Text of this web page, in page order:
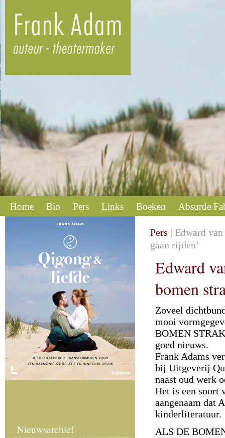
Home Bio Pers Links Boeken Absurde
Nieuwsarchief
Pers | Edward
gaan rijden’
Edward
bomen
Zoveel
mooi
BOMEN
goed nieuws.
Frank Adams
bij Uitgeverij
naast oud werk
Het is een soort
aangenaam dat
kinderliteratuur.
ALS DE